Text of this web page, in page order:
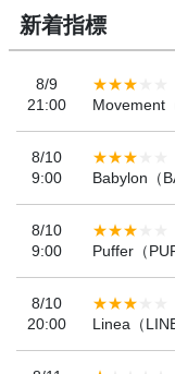
新着指標
8/9
21:00
Movement
8/10
9:00
Babylon（
8/10
9:00
Puffer（
8/10
20:00
Linea（